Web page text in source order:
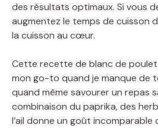
des résultats optimaux. Si vous
augmentez le temps de cuisson
la cuisson au cœur.
Cette recette de blanc de
mon go-to quand je manque de
quand même savourer un repas
combinaison du paprika, des
l’ail donne un goût incomparable